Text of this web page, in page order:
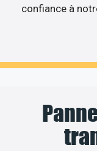
confiance à